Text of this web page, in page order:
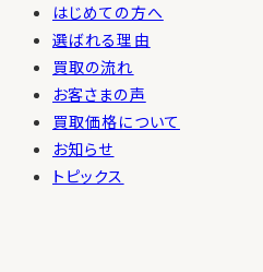
はじめての方へ
選ばれる理由
買取の流れ
お客さまの声
買取価格について
お知らせ
トピックス